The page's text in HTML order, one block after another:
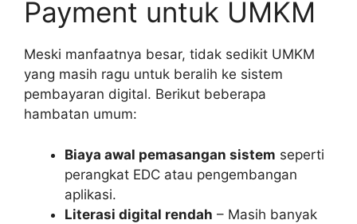
Payment untuk UMKM
Meski manfaatnya besar, tidak sedikit UMKM
yang masih ragu untuk beralih ke sistem
pembayaran digital. Berikut beberapa
hambatan umum:
Biaya awal pemasangan sistem seperti
perangkat EDC atau pengembangan
aplikasi.
Literasi digital rendah – Masih banyak